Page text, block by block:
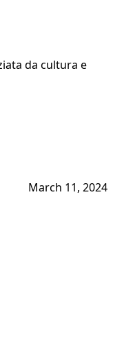
da cultura e
March 11, 2024